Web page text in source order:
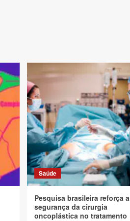
Saúde
Pesquisa brasileira reforça a
segurança da cirurgia
oncoplástica no tratamento